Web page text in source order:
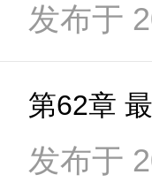
发布于
第62章
发布于